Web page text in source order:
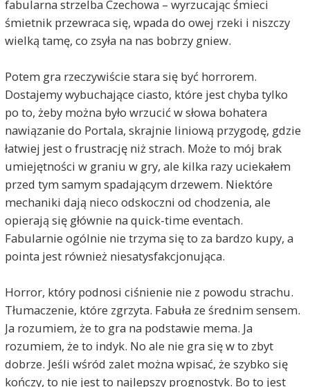
fabularna strzelba Czechowa – wyrzucając śmieci
śmietnik przewraca się, wpada do owej rzeki i niszczy
wielką tamę, co zsyła na nas bobrzy gniew.
Potem gra rzeczywiście stara się być horrorem.
Dostajemy wybuchające ciasto, które jest chyba tylko
po to, żeby można było wrzucić w słowa bohatera
nawiązanie do Portala, skrajnie liniową przygodę, gdzie
łatwiej jest o frustrację niż strach. Może to mój brak
umiejętności w graniu w gry, ale kilka razy uciekałem
przed tym samym spadającym drzewem. Niektóre
mechaniki dają nieco odskoczni od chodzenia, ale
opierają się głównie na quick-time eventach.
Fabularnie ogólnie nie trzyma się to za bardzo kupy, a
pointa jest również niesatysfakcjonująca.
Horror, który podnosi ciśnienie nie z powodu strachu.
Tłumaczenie, które zgrzyta. Fabuła ze średnim sensem.
Ja rozumiem, że to gra na podstawie mema. Ja
rozumiem, że to indyk. No ale nie gra się w to zbyt
dobrze. Jeśli wśród zalet można wpisać, że szybko się
kończy, to nie jest to najlepszy prognostyk. Bo to jest